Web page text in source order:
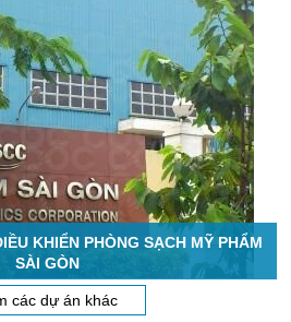
KHIỂN PHÒNG SẠCH MỸ PHẨM
SÀI GÒN
các dự án khác